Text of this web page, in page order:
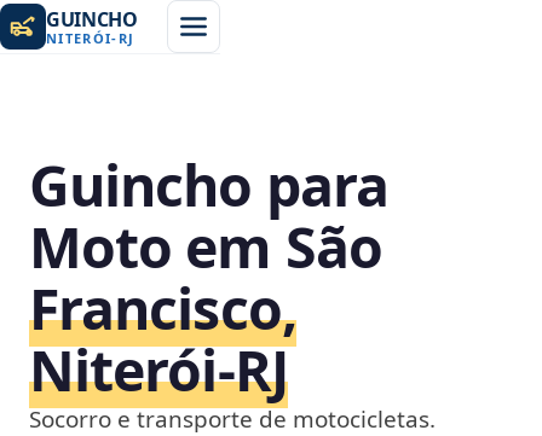
GUINCHO
NITERÓI- RJ
Guincho para
Moto em São
Francisco,
Niterói‑RJ
Socorro e transporte de motocicletas.